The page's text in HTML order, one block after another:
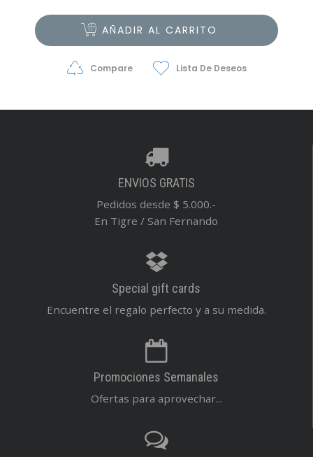
AÑADIR AL CARRITO
Compare Lista De Deseos
ENVIOS GRATIS
Pedidos desde $ 5.000.-
En Tigre / San Fernando
Special gift cards
Encuentre el regalo perfecto y a su medida.
Promociones Semanales
Ofertas para aprovechar...